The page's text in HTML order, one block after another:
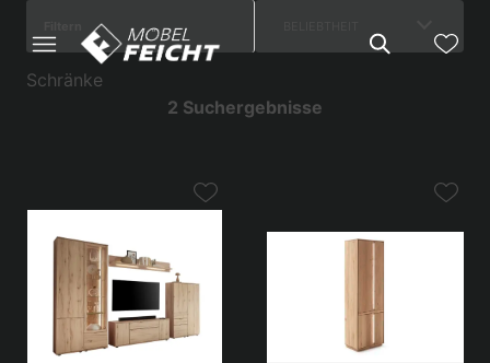
Schränke
2 Suchergebnisse